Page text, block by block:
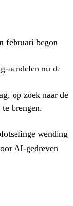
februari begon
aandelen nu de
op zoek naar de
brengen.
wending
AI-gedreven